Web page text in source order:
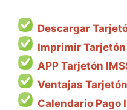
Descargar
Imprimir Tarjetón
APP Tarjetón
Ventajas
Calendario Pago